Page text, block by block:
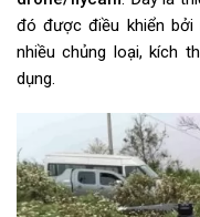
đó được điều khiển
nhiều chủng loại, kích
dụng.